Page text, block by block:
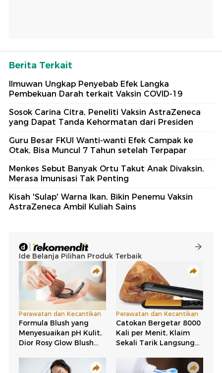
Berita Terkait
Ilmuwan Ungkap Penyebab Efek Langka
Pembekuan Darah terkait Vaksin COVID-19
Sosok Carina Citra, Peneliti Vaksin AstraZeneca
yang Dapat Tanda Kehormatan dari Presiden
Guru Besar FKUI Wanti-wanti Efek Campak ke
Otak, Bisa Muncul 7 Tahun setelah Terpapar
Menkes Sebut Banyak Ortu Takut Anak Divaksin,
Merasa Imunisasi Tak Penting
Kisah 'Sulap' Warna Ikan, Bikin Penemu Vaksin
AstraZeneca Ambil Kuliah Sains